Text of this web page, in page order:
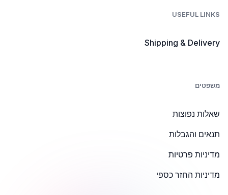
USEFUL LINKS
Shipping & Delivery
משפטים
שאלות נפוצות
תנאים והגבלות
מדיניות פרטיות
מדיניות החזר כספי